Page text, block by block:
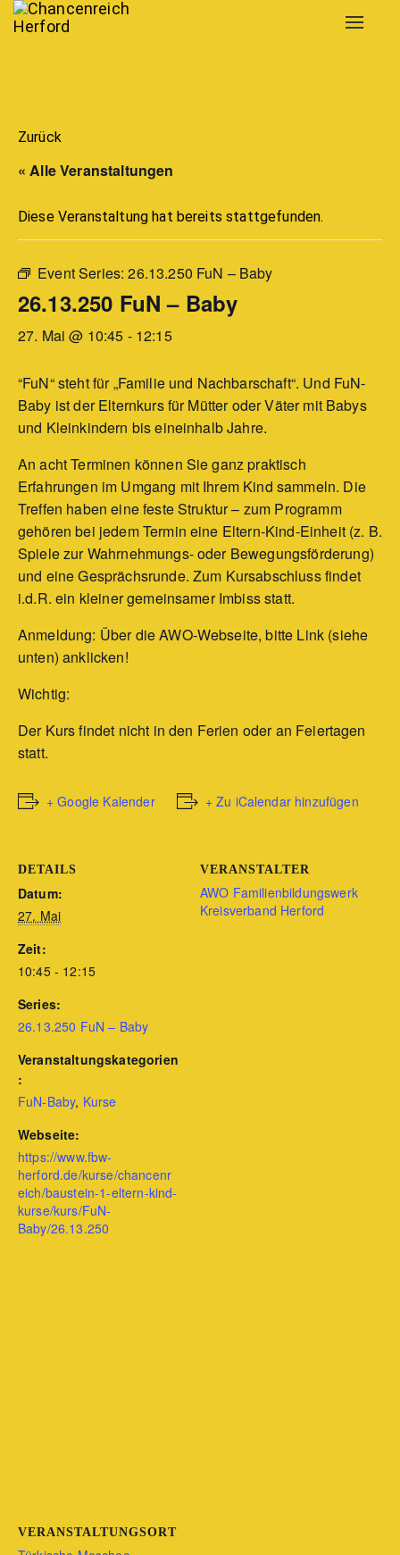
Toggle
Zurück
« Alle Veranstaltungen
Diese Veranstaltung hat bereits stattgefunden.
Event Series:26.13.250 FuN – Baby
26.13.250 FuN – Baby
27. Mai @ 10:45 - 12:15
“FuN“ steht für „Familie und Nachbarschaft“. Und FuN-
Baby ist der Elternkurs für Mütter oder Väter mit Babys
und Kleinkindern bis eineinhalb Jahre.
An acht Terminen können Sie ganz praktisch
Erfahrungen im Umgang mit Ihrem Kind sammeln. Die
Treffen haben eine feste Struktur – zum Programm
gehören bei jedem Termin eine Eltern-Kind-Einheit (z. B.
Spiele zur Wahrnehmungs- oder Bewegungsförderung)
und eine Gesprächsrunde. Zum Kursabschluss findet
i.d.R. ein kleiner gemeinsamer Imbiss statt.
Anmeldung: Über die AWO-Webseite, bitte Link (siehe
unten) anklicken!
Wichtig:
Der Kurs findet nicht in den Ferien oder an Feiertagen
statt.
+ Google Kalender + Zu iCalendar hinzufügen
DETAILS
Datum:
27. Mai
Zeit:
10:45 - 12:15
Series:
26.13.250 FuN – Baby
Veranstaltungskategorien
:
FuN-Baby, Kurse
Webseite:
https://www.fbw-
herford.de/kurse/chancenr
eich/baustein-1-eltern-kind-
kurse/kurs/FuN-
Baby/26.13.250
VERANSTALTER
AWO Familienbildungswerk
Kreisverband Herford
VERANSTALTUNGSORT